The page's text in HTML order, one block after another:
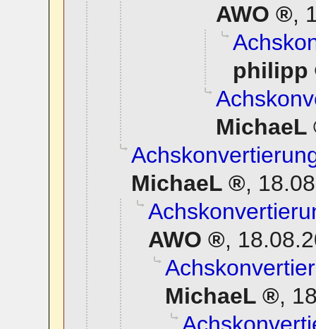
AWO
,
philipp
MichaeL
MichaeL
,
AWO
,
MichaeL
,